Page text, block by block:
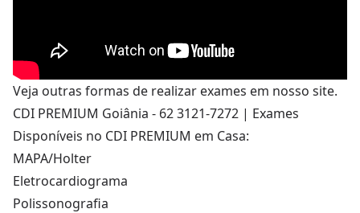
Veja outras formas de realizar exames em nosso site.
CDI PREMIUM Goiânia - 62 3121-7272 | Exames
Disponíveis no CDI PREMIUM em Casa:
MAPA/Holter
Eletrocardiograma
Polissonografia